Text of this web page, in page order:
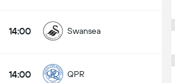
14:00 Swansea
14:00 QPR